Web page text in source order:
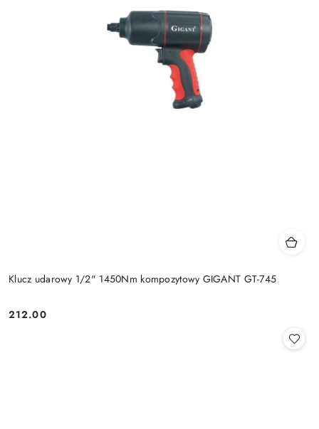
Klucz udarowy 1/2" 1450Nm kompozytowy GIGANT GT-745
Cena:
212.00